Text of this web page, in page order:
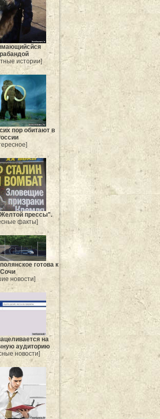
истории]
пор обитают в
прессы".
факты]
готова к
Сочи
новости]
на
аудиторию
новости]